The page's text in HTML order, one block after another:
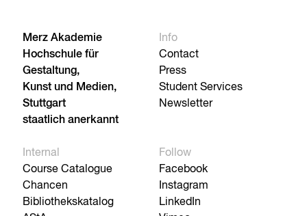
Merz Akademie
Hochschule für
Gestaltung,
Kunst und Medien,
Stuttgart
staatlich anerkannt
Info
Contact
Press
Student Services
Newsletter
Internal
Course Catalogue
Chancen
Bibliothekskatalog
Follow
Facebook
Instagram
LinkedIn